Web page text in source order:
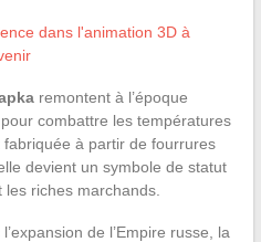
dans l'animation 3D à
remontent à l’époque
combattre les températures
à partir de fourrures
devient un symbole de statut
riches marchands.
de l’Empire russe, la